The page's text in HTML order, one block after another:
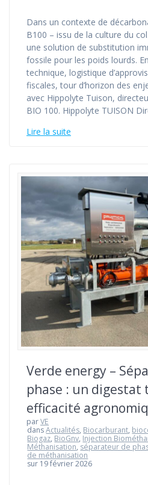
Dans un contexte de
B100 – issu de la culture du
une solution de substitution
fossile pour les poids lourds.
technique, logistique
fiscales, tour d’horizon des
avec Hippolyte Tuison,
BIO 100. Hippolyte TUISON
Lire la suite
Verde energy –
phase : un
efficacité
parVE
dansActualités, Biocarburant,
Biogaz, BioGnv, Injection
Méthanisation, séparateur de
de méthanisation
sur 19 février 2026